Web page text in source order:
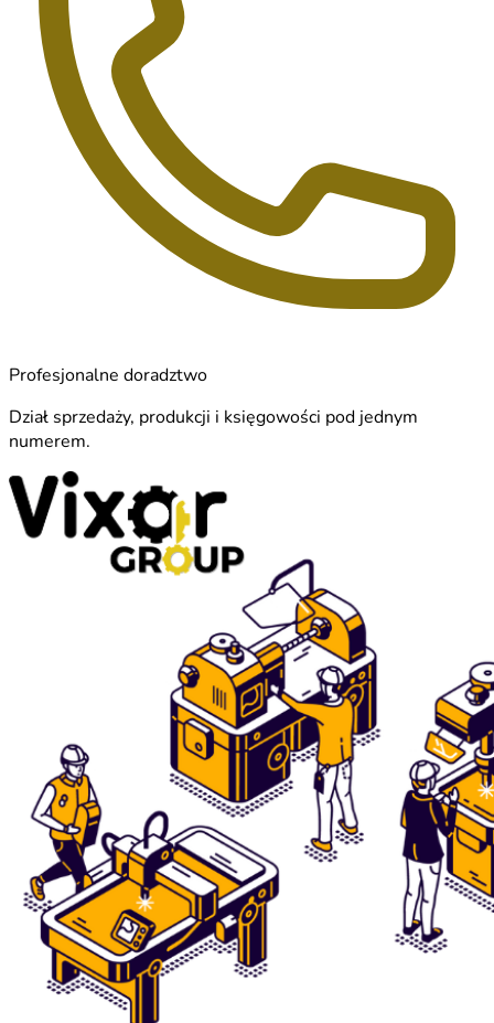
Profesjonalne doradztwo
Dział sprzedaży, produkcji i księgowości pod jednym
numerem.